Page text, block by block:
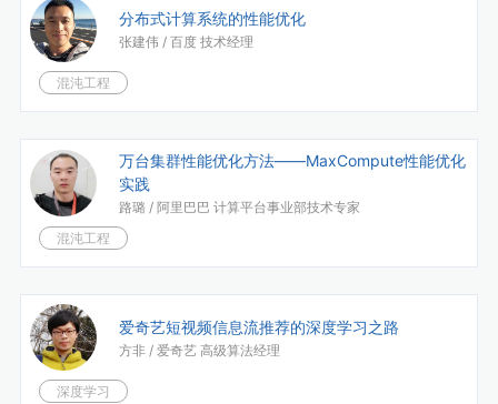
分布式计算系统的性能优化
张建伟 / 百度 技术经理
混沌工程
万台集群性能优化方法——MaxCompute性能优化
实践
路璐 / 阿里巴巴 计算平台事业部技术专家
混沌工程
爱奇艺短视频信息流推荐的深度学习之路
方非 / 爱奇艺 高级算法经理
深度学习